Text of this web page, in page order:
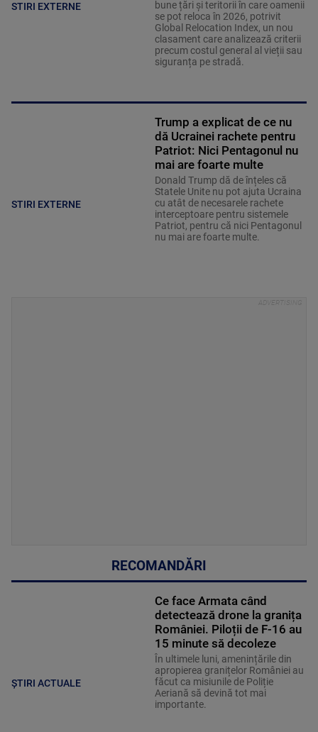
STIRI EXTERNE
bune țări și teritorii în care oamenii
se pot reloca în 2026, potrivit
Global Relocation Index, un nou
clasament care analizează criterii
precum costul general al vieții sau
siguranța pe stradă.
STIRI EXTERNE
Trump a explicat de ce nu
dă Ucrainei rachete pentru
Patriot: Nici Pentagonul nu
mai are foarte multe
Donald Trump dă de înțeles că
Statele Unite nu pot ajuta Ucraina
cu atât de necesarele rachete
interceptoare pentru sistemele
Patriot, pentru că nici Pentagonul
nu mai are foarte multe.
RECOMANDĂRI
ȘTIRI ACTUALE
Ce face Armata când
detectează drone la granița
României. Piloții de F-16 au
15 minute să decoleze
În ultimele luni, amenințările din
apropierea granițelor României au
făcut ca misiunile de Poliție
Aeriană să devină tot mai
importante.